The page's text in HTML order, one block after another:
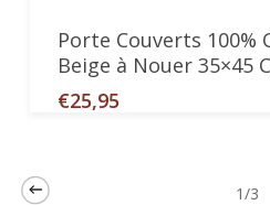
Ajouter
Porte Couverts 100%
Beige à Nouer 35×45
€25,95
1/3